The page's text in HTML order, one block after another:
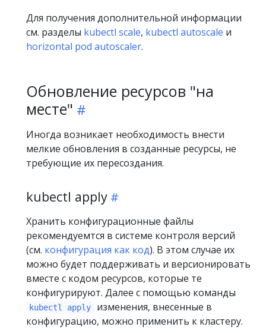
Для получения дополнительной информации
см. разделы kubectl scale, kubectl autoscale и
horizontal pod autoscaler.
Обновление ресурсов "на
месте"
Иногда возникает необходимость внести
мелкие обновления в созданные ресурсы, не
требующие их пересоздания.
kubectl apply
Хранить конфигурационные файлы
рекомендуемтся в системе контроля версий
(см. конфигурация как код). В этом случае их
можно будет поддерживать и версионировать
вместе с кодом ресурсов, которые те
конфигурируют. Далее с помощью команды
kubectl apply
изменения, внесенные в
конфигурацию, можно применить к кластеру.